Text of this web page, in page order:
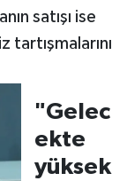
satışı ise
"Gelec
ekte
yüksek